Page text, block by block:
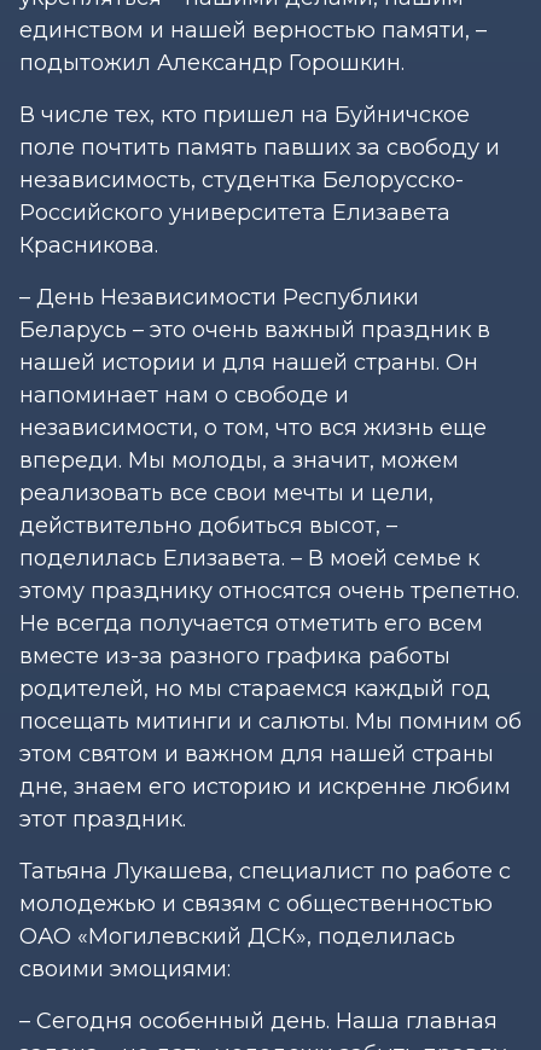
единством и нашей верностью памяти, –
подытожил Александр Горошкин.
В числе тех, кто пришел на Буйничское
поле почтить память павших за свободу и
независимость, студентка Белорусско-
Российского университета Елизавета
Красникова.
– День Независимости Республики
Беларусь – это очень важный праздник в
нашей истории и для нашей страны. Он
напоминает нам о свободе и
независимости, о том, что вся жизнь еще
впереди. Мы молоды, а значит, можем
реализовать все свои мечты и цели,
действительно добиться высот, –
поделилась Елизавета. – В моей семье к
этому празднику относятся очень трепетно.
Не всегда получается отметить его всем
вместе из-за разного графика работы
родителей, но мы стараемся каждый год
посещать митинги и салюты. Мы помним об
этом святом и важном для нашей страны
дне, знаем его историю и искренне любим
этот праздник.
Татьяна Лукашева, специалист по работе с
молодежью и связям с общественностью
ОАО «Могилевский ДСК», поделилась
своими эмоциями:
– Сегодня особенный день. Наша главная